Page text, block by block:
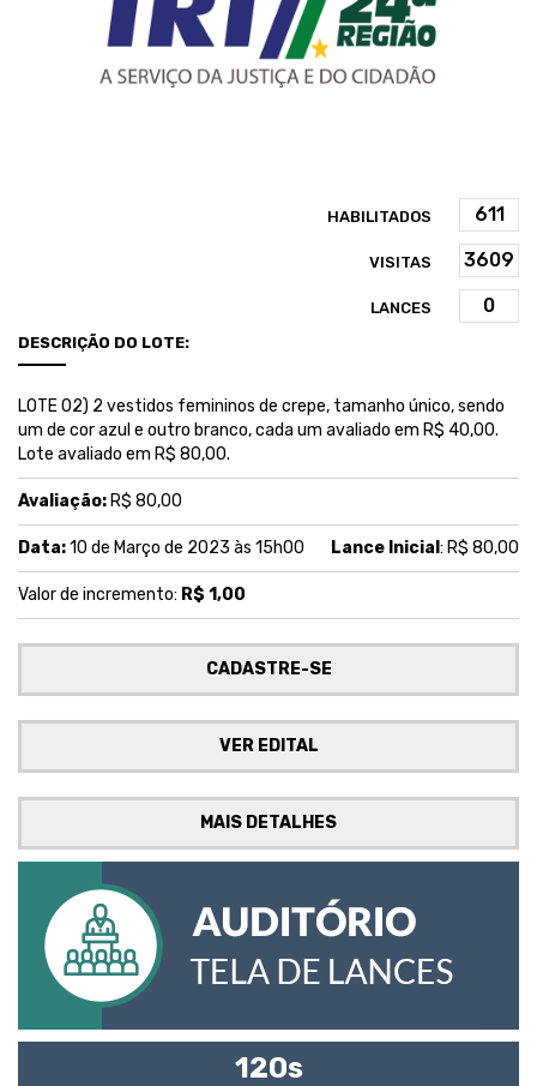
HABILITADOS
VISITAS
LANCES
DESCRIÇÃO DO LOTE:
LOTE 02) 2 vestidos femininos de crepe, tamanho único, sendo
um de cor azul e outro branco, cada um avaliado em R$ 40,00.
Lote avaliado em R$ 80,00.
Avaliação: R$ 80,00
Data:10 de Março de 2023 às 15h00 Lance Inicial : R$ 80,00
Valor de incremento: R$ 1,00
CADASTRE-SE
VER EDITAL
MAIS DETALHES
120s